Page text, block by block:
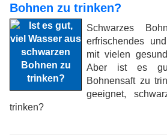
Bohnen zu trinken?
Schwarzes
erfrischendes
mit vielen
Aber ist es
Bohnensaft zu
geeignet,
trinken?